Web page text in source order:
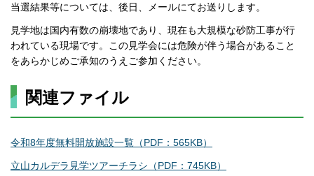
当選結果等については、後日、メールにてお送りします。
見学地は国内有数の崩壊地であり、現在も大規模な砂防工事が行
われている現場です。この見学会には危険が伴う場合があること
をあらかじめご承知のうえご参加ください。
関連ファイル
令和8年度無料開放施設一覧（PDF：565KB）
立山カルデラ見学ツアーチラシ（PDF：745KB）